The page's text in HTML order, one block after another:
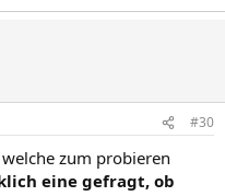
#30
zum probieren
eine gefragt, ob